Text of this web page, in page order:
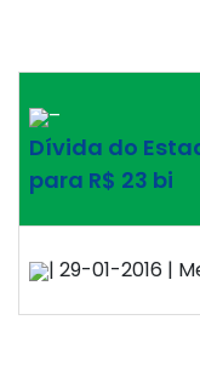
–
Dívida do
para R$ 23 bi
| 29-01-2016 |